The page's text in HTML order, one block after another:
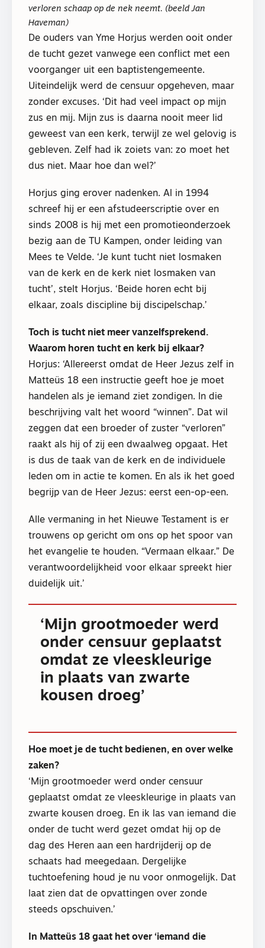
verloren schaap op de nek neemt. (beeld Jan
Haveman)
De ouders van Yme Horjus werden ooit onder
de tucht gezet vanwege een conflict met een
voorganger uit een baptistengemeente.
Uiteindelijk werd de censuur opgeheven, maar
zonder excuses. ‘Dit had veel impact op mijn
zus en mij. Mijn zus is daarna nooit meer lid
geweest van een kerk, terwijl ze wel gelovig is
gebleven. Zelf had ik zoiets van: zo moet het
dus niet. Maar hoe dan wel?’
Horjus ging erover nadenken. Al in 1994
schreef hij er een afstudeerscriptie over en
sinds 2008 is hij met een promotieonderzoek
bezig aan de TU Kampen, onder leiding van
Mees te Velde. ‘Je kunt tucht niet losmaken
van de kerk en de kerk niet losmaken van
tucht’, stelt Horjus. ‘Beide horen echt bij
elkaar, zoals discipline bij discipelschap.’
Toch is tucht niet meer vanzelfsprekend.
Waarom horen tucht en kerk bij elkaar?
Horjus: ‘Allereerst omdat de Heer Jezus zelf in
Matteüs 18 een instructie geeft hoe je moet
handelen als je iemand ziet zondigen. In die
beschrijving valt het woord “winnen”. Dat wil
zeggen dat een broeder of zuster “verloren”
raakt als hij of zij een dwaalweg opgaat. Het
is dus de taak van de kerk en de individuele
leden om in actie te komen. En als ik het goed
begrijp van de Heer Jezus: eerst een-op-een.
Alle vermaning in het Nieuwe Testament is er
trouwens op gericht om ons op het spoor van
het evangelie te houden. “Vermaan elkaar.” De
verantwoordelijkheid voor elkaar spreekt hier
duidelijk uit.’
‘Mijn grootmoeder werd
onder censuur geplaatst
omdat ze vleeskleurige
in plaats van zwarte
kousen droeg’
Hoe moet je de tucht bedienen, en over welke
zaken?
‘Mijn grootmoeder werd onder censuur
geplaatst omdat ze vleeskleurige in plaats van
zwarte kousen droeg. En ik las van iemand die
onder de tucht werd gezet omdat hij op de
dag des Heren aan een hardrijderij op de
schaats had meegedaan. Dergelijke
tuchtoefening houd je nu voor onmogelijk. Dat
laat zien dat de opvattingen over zonde
steeds opschuiven.’
In Matteüs 18 gaat het over ‘iemand die